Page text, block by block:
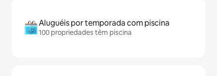
Aluguéis por temporada com piscina
100 propriedades têm piscina